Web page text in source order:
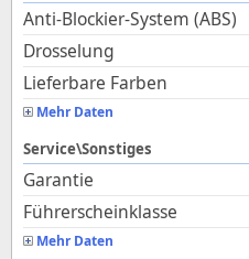
Anti-Blockier-System (ABS)
Drosselung
Lieferbare Farben
Mehr Daten
Service\Sonstiges
Garantie
Führerscheinklasse
Mehr Daten